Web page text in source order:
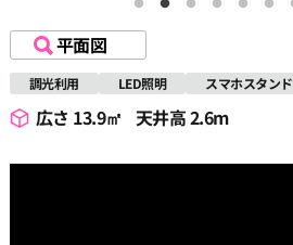
平面図
調光利用 LED照明 スマホスタンド
広さ 13.9㎡ 天井高 2.6m